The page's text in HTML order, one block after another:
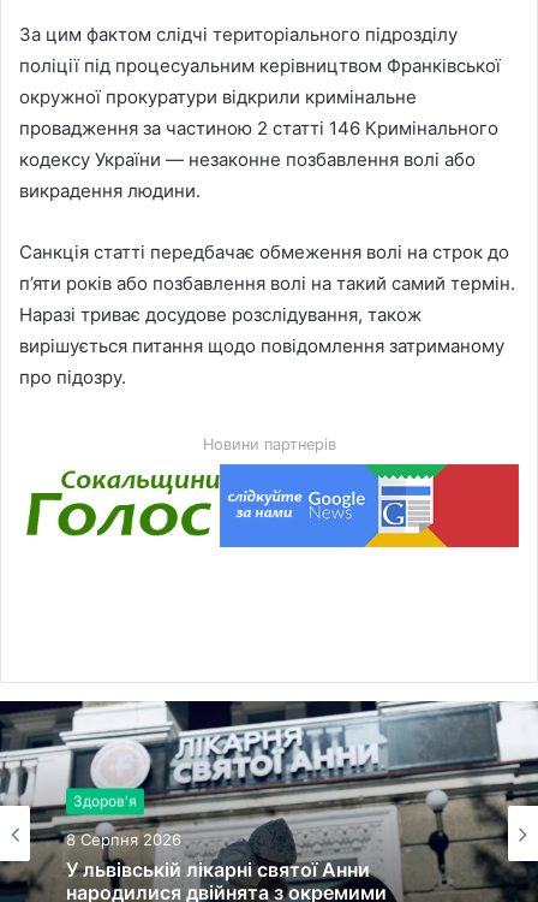
За цим фактом слідчі територіального підрозділу
поліції під процесуальним керівництвом Франківської
окружної прокуратури відкрили кримінальне
провадження за частиною 2 статті 146 Кримінального
кодексу України — незаконне позбавлення волі або
викрадення людини.
Санкція статті передбачає обмеження волі на строк до
п’яти років або позбавлення волі на такий самий термін.
Наразі триває досудове розслідування, також
вирішується питання щодо повідомлення затриманому
про підозру.
Новини партнерів
Здоров'я
8 Серпня 2026
Поради
8 Серпня 2026